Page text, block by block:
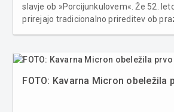
slavje ob »Porcijunkulovem«. Že 52.
prirejajo tradicionalno prireditev ob
sejem rokodelskih ...
FOTO: Kavarna Micron obeležila